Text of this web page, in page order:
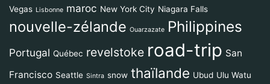
Vegas Lisbonne maroc New York City Niagara Falls
nouvelle-zélande Ouarzazate Philippines
Portugal Québec revelstoke road-trip San
Francisco Seattle Sintra snow thaïlande Ubud Ulu Watu